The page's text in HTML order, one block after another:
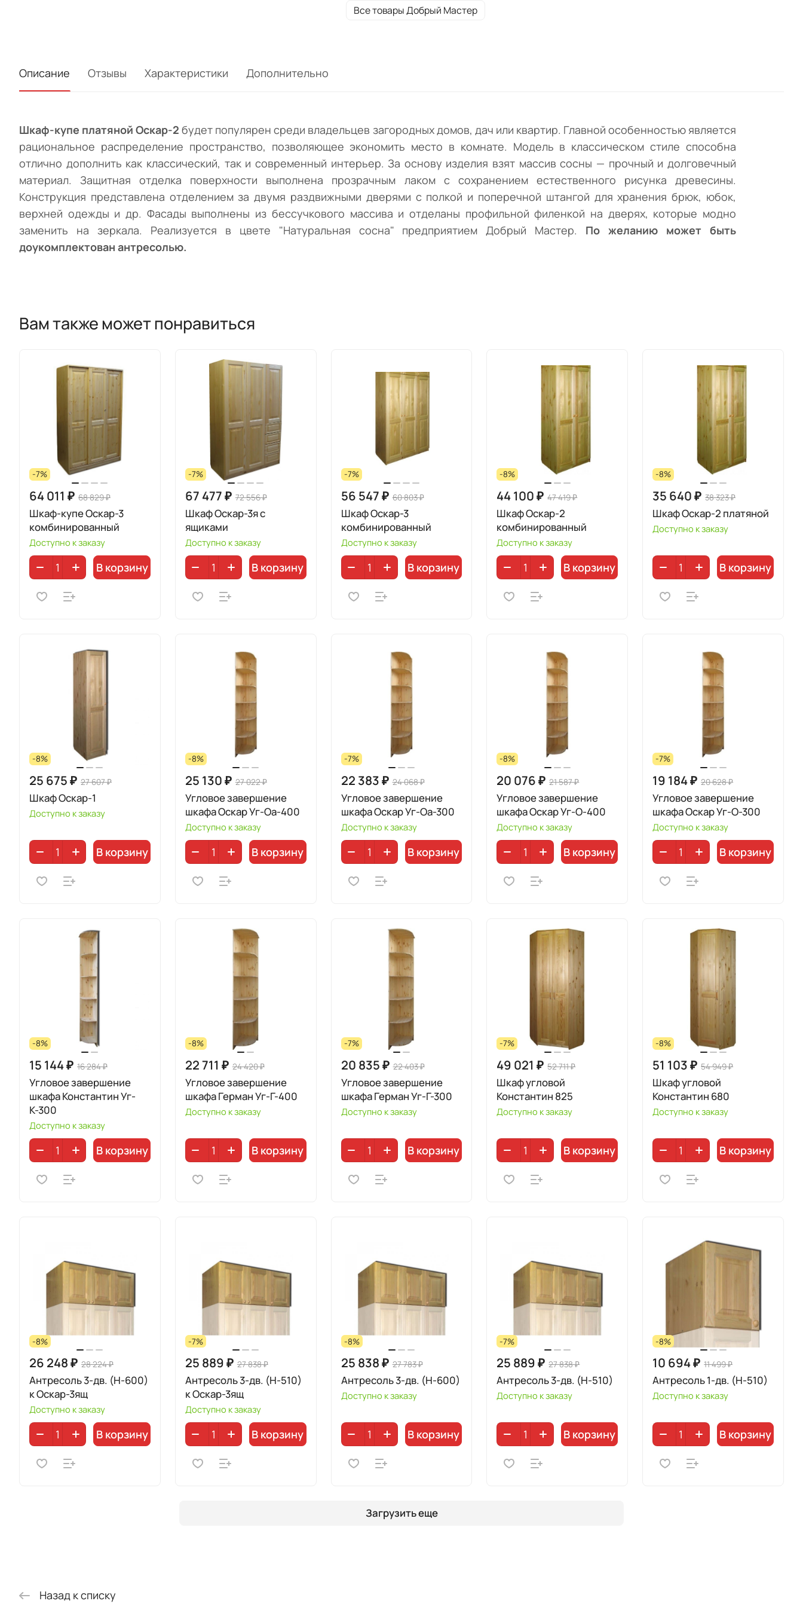
современный интерьер. За основу изделия
взят массив сосны — прочный и долговечный
бессучкового массива и отделаны
профильной филенкой на дверях, которые
модно заменить на зеркала. Реализуется в
цвете "Натуральная сосна" предприятием
Добрый Мастер. По желанию может быть
доукомплектован антресолью.
Все товары Добрый Мастер
Описание Отзывы Характеристики Дополнительно
Шкаф-купе платяной Оскар-2будет популярен среди владельцев загородных домов, дач или квартир. Главной особенностью является
рациональное распределение пространство, позволяющее экономить место в комнате. Модель в классическом стиле способна
отлично дополнить как классический, так и современный интерьер. За основу изделия взят массив сосны — прочный и долговечный
материал. Защитная отделка поверхности выполнена прозрачным лаком с сохранением естественного рисунка древесины.
Конструкция представлена отделением за двумя раздвижными дверями с полкой и поперечной штангой для хранения брюк, юбок,
верхней одежды и др. Фасады выполнены из бессучкового массива и отделаны профильной филенкой на дверях, которые модно
заменить на зеркала. Реализуется в цвете "Натуральная сосна" предприятием Добрый Мастер. По желанию может быть
доукомплектован антресолью.
Вам также может понравиться
-7%
64 011 ₽ 68 829 ₽
Шкаф-купе Оскар-3
комбинированный
Доступно к заказу
В корзину
-7%
67 477 ₽ 72 556 ₽
Шкаф Оскар-3я с
ящиками
Доступно к заказу
В корзину
-7%
56 547 ₽ 60 803 ₽
Шкаф Оскар-3
комбинированный
Доступно к заказу
В корзину
-8%
44 100 ₽ 47 419 ₽
Шкаф Оскар-2
комбинированный
Доступно к заказу
В корзину
-8%
35 640 ₽ 38 323 ₽
Шкаф Оскар-2 платяной
Доступно к заказу
В корзину
-8%
25 675 ₽ 27 607 ₽
Шкаф Оскар-1
Доступно к заказу
В корзину
-8%
25 130 ₽ 27 022 ₽
Угловое завершение
шкафа Оскар Уг-Оа-400
Доступно к заказу
В корзину
-7%
22 383 ₽ 24 068 ₽
Угловое завершение
шкафа Оскар Уг-Оа-300
Доступно к заказу
В корзину
-8%
20 076 ₽ 21 587 ₽
Угловое завершение
шкафа Оскар Уг-О-400
Доступно к заказу
В корзину
-7%
19 184 ₽ 20 628 ₽
Угловое завершение
шкафа Оскар Уг-О-300
Доступно к заказу
В корзину
-8%
15 144 ₽ 16 284 ₽
Угловое завершение
шкафа Константин Уг-
К-300
Доступно к заказу
В корзину
-8%
22 711 ₽ 24 420 ₽
Угловое завершение
шкафа Герман Уг-Г-400
Доступно к заказу
В корзину
-7%
20 835 ₽ 22 403 ₽
Угловое завершение
шкафа Герман Уг-Г-300
Доступно к заказу
В корзину
-7%
49 021 ₽ 52 711 ₽
Шкаф угловой
Константин 825
Доступно к заказу
В корзину
-8%
51 103 ₽ 54 949 ₽
Шкаф угловой
Константин 680
Доступно к заказу
В корзину
-8%
26 248 ₽ 28 224 ₽
Антресоль 3-дв. (Н-600)
к Оскар-3ящ
Доступно к заказу
В корзину
-7%
25 889 ₽ 27 838 ₽
Антресоль 3-дв. (Н-510)
к Оскар-3ящ
Доступно к заказу
В корзину
-8%
25 838 ₽ 27 783 ₽
Антресоль 3-дв. (Н-600)
Доступно к заказу
В корзину
-7%
25 889 ₽ 27 838 ₽
Антресоль 3-дв. (Н-510)
Доступно к заказу
В корзину
-8%
10 694 ₽ 11 499 ₽
Антресоль 1-дв. (Н-510)
Доступно к заказу
В корзину
Загрузить еще
Назад к списку